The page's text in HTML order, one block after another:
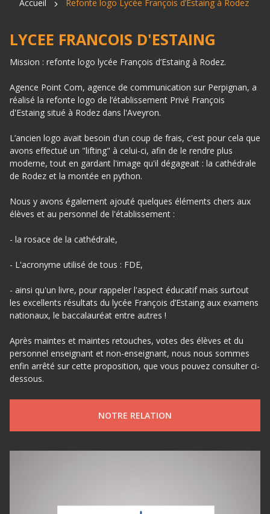
Accueil Refonte logo Lycée François d’Estaing à Rodez
LYCEE FRANCOIS D'ESTAING
Mission : refonte logo lycée François d’Estaing à Rodez.
Agence Point Com, agence de communication sur Perpignan, a
réalisé la refonte logo de l’établissement Privé François
d'Estaing situé à Rodez dans l'Aveyron.
L’ancien logo avait besoin d'un coup de frais, c'est pour cela que
avons effectué un "lifting" à celui-ci, afin de le rendre plus
moderne, tout en gardant l'image qu'il dégageait : la cathédrale
de Rodez et la montée en python.
Nous y avons également ajouté quelques éléments chers aux
élèves et au personnel de l'établissement :
- la rosace de la cathédrale,
- L'acronyme utilisé de tous : FDE,
- ainsi qu'un livre, pour rappeler l'aspect éducatif mais surtout
les excellents résultats du lycée François d’Estaing aux examens
nationaux, le baccalauréat entre autres !
Après maintes et maintes retouches, votes des élèves et du
personnel enseignant et non-enseignant, nous nous sommes
enfin arrêté sur cette proposition, que vous pouvez consulter ci-
dessous.
NOTRE RELATION